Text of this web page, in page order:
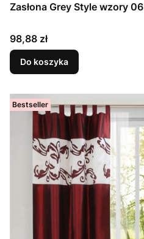
Zasłona Grey Style wzory 06
Cena
98,88 zł
Do koszyka
Bestseller